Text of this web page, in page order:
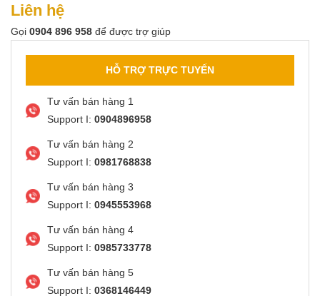
Liên hệ
Gọi 0904 896 958 để được trợ giúp
HỖ TRỢ TRỰC TUYẾN
Tư vấn bán hàng 1
Support I: 0904896958
Tư vấn bán hàng 2
Support I: 0981768838
Tư vấn bán hàng 3
Support I: 0945553968
Tư vấn bán hàng 4
Support I: 0985733778
Tư vấn bán hàng 5
Support I: 0368146449